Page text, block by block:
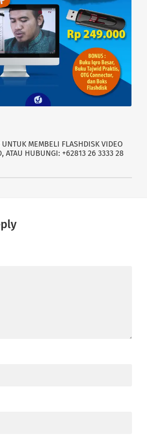
UNTUK MEMBELI FLASHDISK VIDEO
ATAU HUBUNGI: +62813 26 3333 28